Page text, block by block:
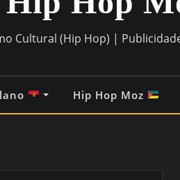
Cultural (Hip Hop) |
Hip Hop Moz